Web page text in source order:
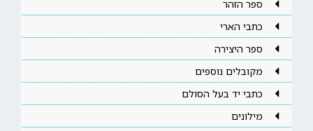
ספר הזהר
כתבי הארי
ספר היצירה
מקובלים נוספים
כתבי יד בעל הסולם
מילונים